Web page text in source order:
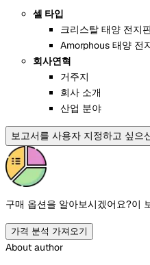
셀 타입
크리스탈 태양 전지
Amorphous 태양 전
회사연혁
거주지
회사 소개
산업 분야
보고서를 사용자 지정하고 싶으
구매 옵션을 알아보시겠어요?이
가격 분석 가져오기
About author